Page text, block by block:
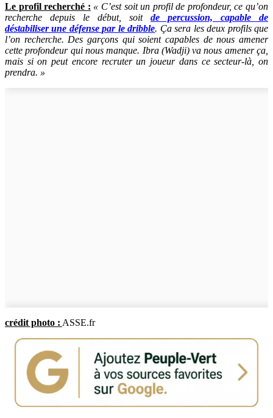
Le profil recherché : « C’est soit un profil de profondeur, ce qu’on
recherche depuis le début, soit de percussion, capable de
déstabiliser une défense par le dribble. Ça sera les deux profils que
l’on recherche. Des garçons qui soient capables de nous amener
cette profondeur qui nous manque. Ibra (Wadji) va nous amener ça,
mais si on peut encore recruter un joueur dans ce secteur-là, on
prendra. »
crédit photo : ASSE.fr